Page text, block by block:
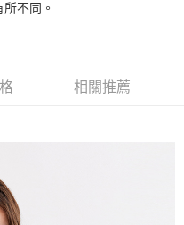
不同。
相關推薦